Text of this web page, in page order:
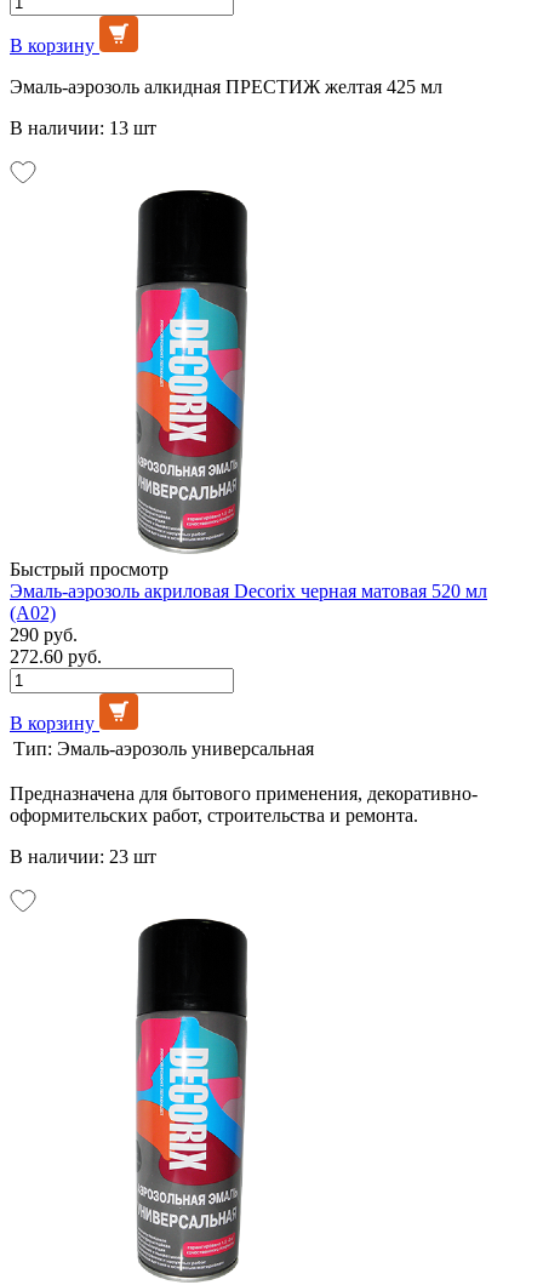
В корзину
Эмаль-аэрозоль алкидная ПРЕСТИЖ желтая 425 мл
В наличии: 13 шт
Быстрый просмотр
Эмаль-аэрозоль акриловая Decorix черная матовая 520 мл
(А02)
290 руб.
272.60 руб.
В корзину
Тип: Эмаль-аэрозоль универсальная
Предназначена для бытового применения, декоративно-
оформительских работ, строительства и ремонта.
В наличии: 23 шт